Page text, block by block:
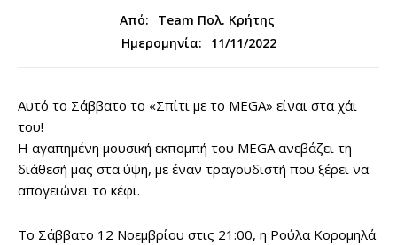
Από:
Team Πολ. Κρήτης
Ημερομηνία:
11/11/2022
Αυτό το Σάββατο το «Σπίτι με το MEGA» είναι στα χάι
του!
Η αγαπημένη μουσική εκπομπή του MEGA ανεβάζει τη
διάθεσή μας στα ύψη, με έναν τραγουδιστή που ξέρει να
απογειώνει το κέφι.
Το Σάββατο 12 Νοεμβρίου στις 21:00, η Ρούλα Κορομηλά